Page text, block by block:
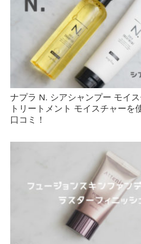
ナプラ N. シアシャンプー モイ
トリートメント モイスチャーを
口コミ！